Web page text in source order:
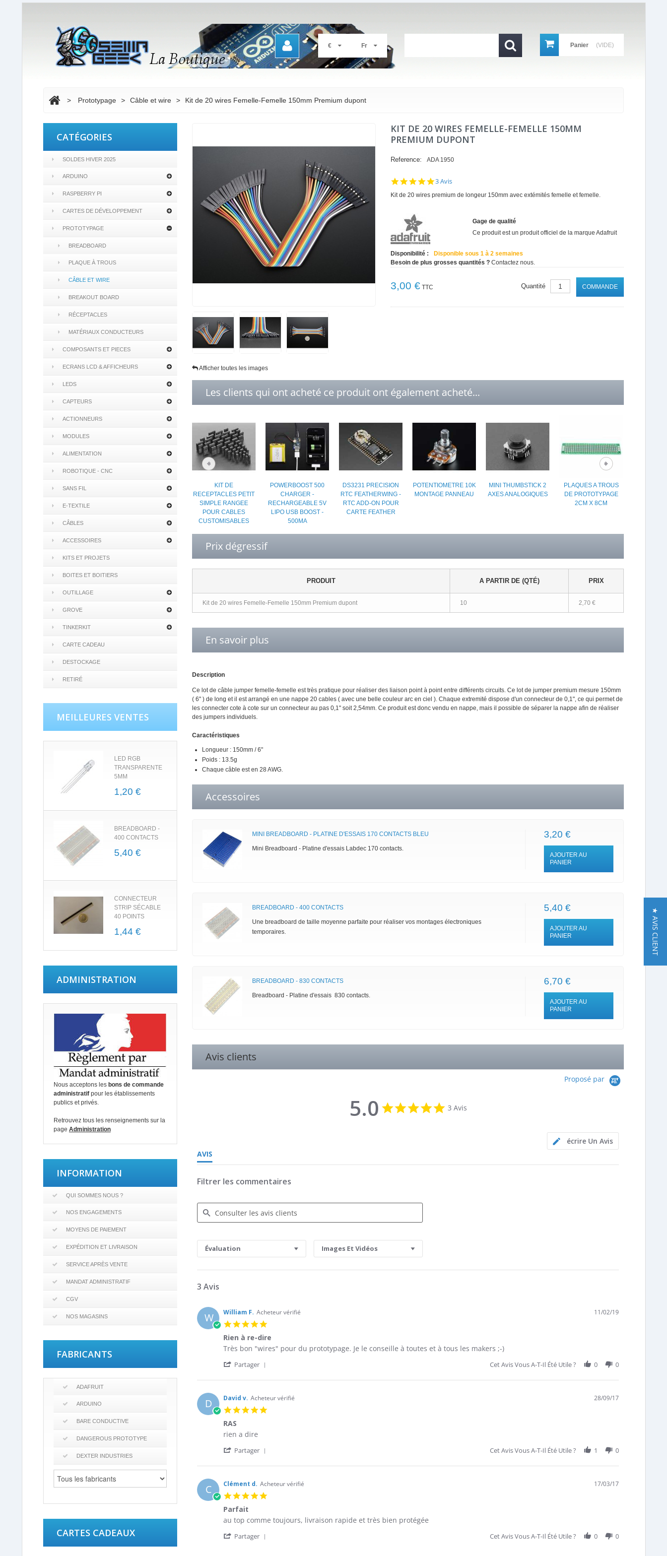
Panier (VIDE)
€ Fr
> Prototypage > Câble et wire > Kit de 20 wires Femelle-Femelle 150mm Premium dupont
CATÉGORIES
SOLDES HIVER 2025
ARDUINO
RASPBERRY PI
CARTES DE DÉVELOPPEMENT
PROTOTYPAGE
BREADBOARD
PLAQUE À TROUS
CÂBLE ET WIRE
BREAKOUT BOARD
RÉCEPTACLES
MATÉRIAUX CONDUCTEURS
COMPOSANTS ET PIECES
ECRANS LCD & AFFICHEURS
LEDS
CAPTEURS
ACTIONNEURS
MODULES
ALIMENTATION
ROBOTIQUE - CNC
SANS FIL
E-TEXTILE
CÂBLES
ACCESSOIRES
KITS ET PROJETS
BOITES ET BOITIERS
OUTILLAGE
GROVE
TINKERKIT
CARTE CADEAU
DESTOCKAGE
RETIRÉ
MEILLEURES VENTES
LED RGB
TRANSPARENTE
5MM
1,20 €
BREADBOARD -
400 CONTACTS
5,40 €
CONNECTEUR
STRIP SÉCABLE
40 POINTS
1,44 €
ADMINISTRATION
Nous acceptons les bons de commande
administratif pour les établissements
publics et privés.
Retrouvez tous les renseignements sur la
page Administration
INFORMATION
QUI SOMMES NOUS ?
NOS ENGAGEMENTS
MOYENS DE PAIEMENT
EXPÉDITION ET LIVRAISON
SERVICE APRÈS VENTE
MANDAT ADMINISTRATIF
CGV
NOS MAGASINS
FABRICANTS
ADAFRUIT
ARDUINO
BARE CONDUCTIVE
DANGEROUS PROTOTYPE
DEXTER INDUSTRIES
CARTES CADEAUX
Afficher toutes les images
KIT DE 20 WIRES FEMELLE-FEMELLE 150MM
PREMIUM DUPONT
Reference: ADA 1950
5.0
rating
3 Avis
Kit de 20 wires premium de longeur 150mm avec extémités femelle et femelle.
Gage de qualité
Ce produit est un produit officiel de la marque Adafruit
Disponibilité :
Disponible sous 1 à 2 semaines
Besoin de plus grosses quantités ? Contactez nous.
3,00 € TTC COMMANDE
Quantité
Les clients qui ont acheté ce produit ont également acheté...
KIT DE
RECEPTACLES PETIT
SIMPLE RANGEE
POUR CABLES
CUSTOMISABLES
POWERBOOST 500
CHARGER -
RECHARGEABLE 5V
LIPO USB BOOST -
500MA
DS3231 PRECISION
RTC FEATHERWING -
RTC ADD-ON POUR
CARTE FEATHER
POTENTIOMETRE 10K
MONTAGE PANNEAU
MINI THUMBSTICK 2
AXES ANALOGIQUES
PLAQUES A TROUS
DE PROTOTYPAGE
2CM X 8CM
Prix dégressif
PRODUIT A PARTIR DE (QTÉ) PRIX
Kit de 20 wires Femelle-Femelle 150mm Premium dupont 10 2,70 €
En savoir plus
Description
Ce lot de câble jumper femelle-femelle est très pratique pour réaliser des liaison point à point entre différents circuits. Ce lot de jumper premium mesure 150mm
( 6" ) de long et il est arrangé en une nappe 20 cables ( avec une belle couleur arc en ciel ). Chaque extremité dispose d'un connecteur de 0,1", ce qui permet de
les connecter cote à cote sur un connecteur au pas 0,1" soit 2,54mm. Ce produit est donc vendu en nappe, mais il possible de séparer la nappe afin de réaliser
des jumpers individuels.
Caractéristiques
Longueur : 150mm / 6"
Poids : 13.5g
Chaque câble est en 28 AWG.
Accessoires
MINI BREADBOARD - PLATINE D'ESSAIS 170 CONTACTS BLEU
Mini Breadboard - Platine d'essais Labdec 170 contacts.
3,20 €
AJOUTER AU
PANIER
BREADBOARD - 400 CONTACTS
Une breadboard de taille moyenne parfaite pour réaliser vos montages électroniques
temporaires.
5,40 €
AJOUTER AU
PANIER
BREADBOARD - 830 CONTACTS
Breadboard - Platine d'essais 830 contacts.
6,70 €
AJOUTER AU
PANIER
Avis clients
Proposé par
5.0
5.0
star
3 Avis
écrire Un Avis
AVIS
Filtrer les commentaires
Reviews
Évaluation Images Et Vidéos
3 Avis
W William F. Acheteur vérifié
rating
11/02/19
Rien à re-dire
Review
William
on
Feb
2019
review
Rien
re-
Très bon "wires" pour du prototypage. Je le conseille à toutes et à tous les makers ;-)
Partager
Review
William
Cet Avis Vous A-T-Il Été Utile ? 0 0
D David v. Acheteur vérifié 28/09/17
RAS
Review
David
on
Sep
2017
review
RAS
rien a dire
Partager
Review
David
Sep
2017
Cet Avis Vous A-T-Il Été Utile ? 1 0
C Clément d. Acheteur vérifié 17/03/17
Parfait
Review
Clément
review
Parfait
au top comme toujours, livraison rapide et très bien protégée
Partager Cet Avis Vous A-T-Il Été Utile ? 0 0
★ AVIS CLIENT